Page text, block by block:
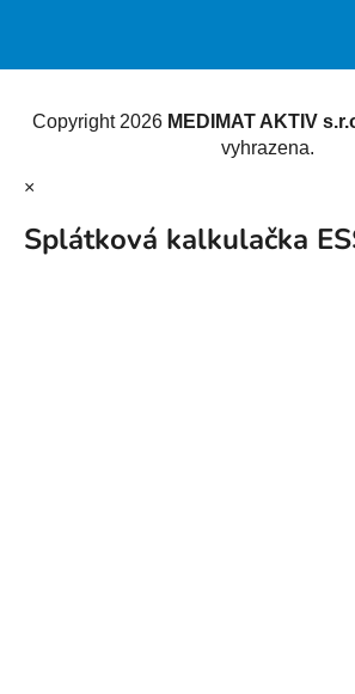
Copyright 2026 MEDIMAT AKTIV
vyhrazena.
×
Splátková kalkulačka